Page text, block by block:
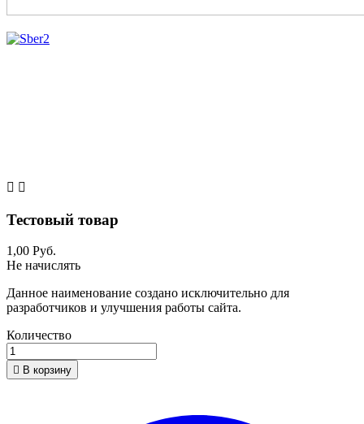
 
Тестовый товар
1,00 Руб.
Не начислять
Данное наименование создано исключительно для
разработчиков и улучшения работы сайта.
Количество
 В корзину